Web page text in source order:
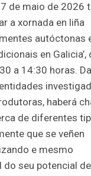
de maio de 2026
a xornada en liña
autóctonas
en Galicia’,
a 14:30 horas.
haberá
de diferentes
que se veñen
e mesmo
do seu potencial de